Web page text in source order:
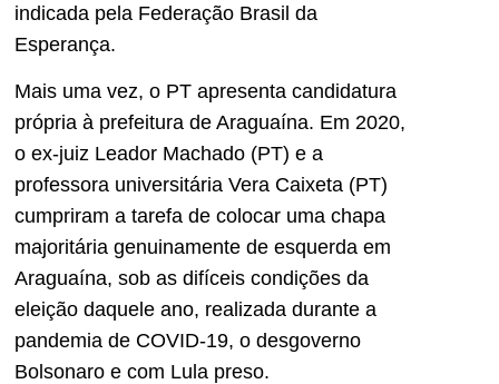
indicada pela Federação Brasil da
Esperança.
Mais uma vez, o PT apresenta candidatura
própria à prefeitura de Araguaína. Em 2020,
o ex-juiz Leador Machado (PT) e a
professora universitária Vera Caixeta (PT)
cumpriram a tarefa de colocar uma chapa
majoritária genuinamente de esquerda em
Araguaína, sob as difíceis condições da
eleição daquele ano, realizada durante a
pandemia de COVID-19, o desgoverno
Bolsonaro e com Lula preso.